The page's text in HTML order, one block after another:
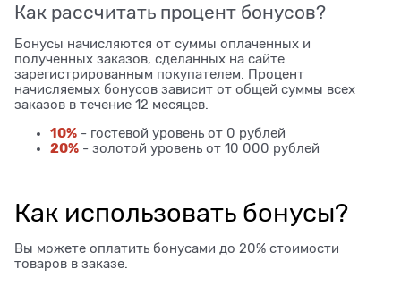
Как рассчитать процент бонусов?
Бонусы начисляются от суммы оплаченных и
полученных заказов, сделанных на сайте
зарегистрированным покупателем. Процент
начисляемых бонусов зависит от общей суммы всех
заказов в течение 12 месяцев.
10% - гостевой уровень от 0 рублей
20% - золотой уровень от 10 000 рублей
Как использовать бонусы?
Вы можете оплатить бонусами до 20% стоимости
товаров в заказе.